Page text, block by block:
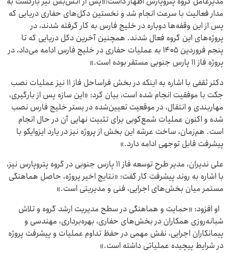
مدار فعالیت با سرعت انجام شد و نخستین دکل‌های حفاری دریایی که
پس از این وقفه‌ها دوباره در خلیج فارس به کار گرفته شدند، در
پروژه‌های این گروه فعال شدند. همچنین آخرین دکل دریایی که تا
پنجم فروردین ۱۴۰۵ به عملیات حفاری در خلیج فارس ادامه می‌داد، در
پروژه فاز ۱۱ پارس جنوبی مستقر بوده است.»
دکتر ثقفی با اشاره به اینکه در بخش فراساحل فاز ۱۱ نیز عملیات نصب
جکت با موفقیت انجام شده است، بیان کرد: «این سازه پس از بارگیری،
مهاربندی و انتقال، در موقعیت تعیین‌شده در بستر خلیج فارس نصب
شده و اکنون عملیات شمع‌کوبی برای تثبیت نهایی آن در حال انجام
است. هم‌زمان، ساخت عرشه این بخش از پروژه نیز در یارد ایزوایکو با
پیشرفت قابل توجهی ادامه دارد.»
علی ندیران، مدیر طرح توسعه فاز ۱۱ پارس جنوبی در گروه پتروپارس نیز،
با اشاره به روند پیشرفت کار گفت: «نتایج اخیر پروژه، حاصل هماهنگی
مستمر میان بخش‌های اجرایی، فنی و مدیریتی است.»
او افزود: «حمایت و هماهنگی در سطح مدیریت ارشد گروه و تلاش
شبانه‌روزی همکاران در بخش‌های حفاری، بهره‌برداری، مهندسی و
پیمانکاران اجرایی، نقش مهمی در حفظ تداوم عملیات و پیشرفت پروژه
در شرایط پیچیده عملیاتی داشته است.»